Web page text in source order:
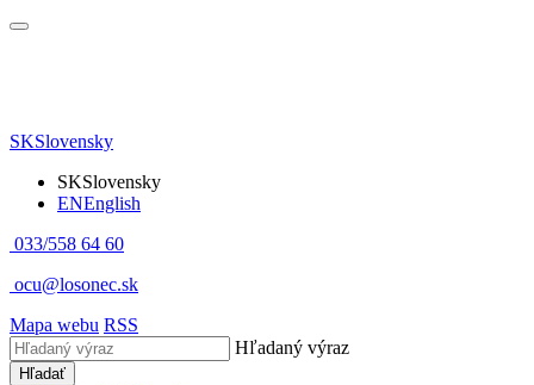
SKSlovensky
SKSlovensky
ENEnglish
033/558 64 60
ocu@losonec.sk
Mapa webu RSS
Hľadaný výraz
Hľadať